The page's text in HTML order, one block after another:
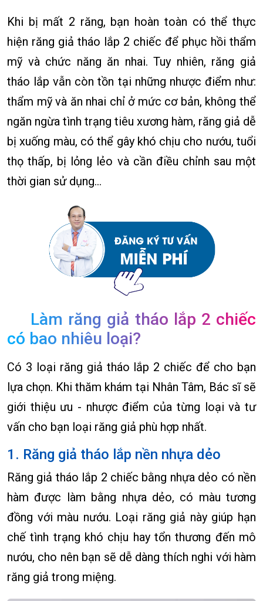
Khi bị mất 2 răng, bạn hoàn toàn có thể thực
hiện răng giả tháo lắp 2 chiếc để phục hồi thẩm
mỹ và chức năng ăn nhai. Tuy nhiên, răng giả
tháo lắp vẫn còn tồn tại những nhược điểm như:
thẩm mỹ và ăn nhai chỉ ở mức cơ bản, không thể
ngăn ngừa tình trạng tiêu xương hàm, răng giả dễ
bị xuống màu, có thể gây khó chịu cho nướu, tuổi
thọ thấp, bị lỏng lẻo và cần điều chỉnh sau một
thời gian sử dụng…
Làm răng giả tháo lắp 2 chiếc
có bao nhiêu loại?
Có 3 loại răng giả tháo lắp 2 chiếc để cho bạn
lựa chọn. Khi thăm khám tại Nhân Tâm, Bác sĩ sẽ
giới thiệu ưu - nhược điểm của từng loại và tư
vấn cho bạn loại răng giả phù hợp nhất.
1. Răng giả tháo lắp nền nhựa dẻo
Răng giả tháo lắp 2 chiếc bằng nhựa dẻo có nền
hàm được làm bằng nhựa dẻo, có màu tương
đồng với màu nướu. Loại răng giả này giúp hạn
chế tình trạng khó chịu hay tổn thương đến mô
nướu, cho nên bạn sẽ dễ dàng thích nghi với hàm
răng giả trong miệng.